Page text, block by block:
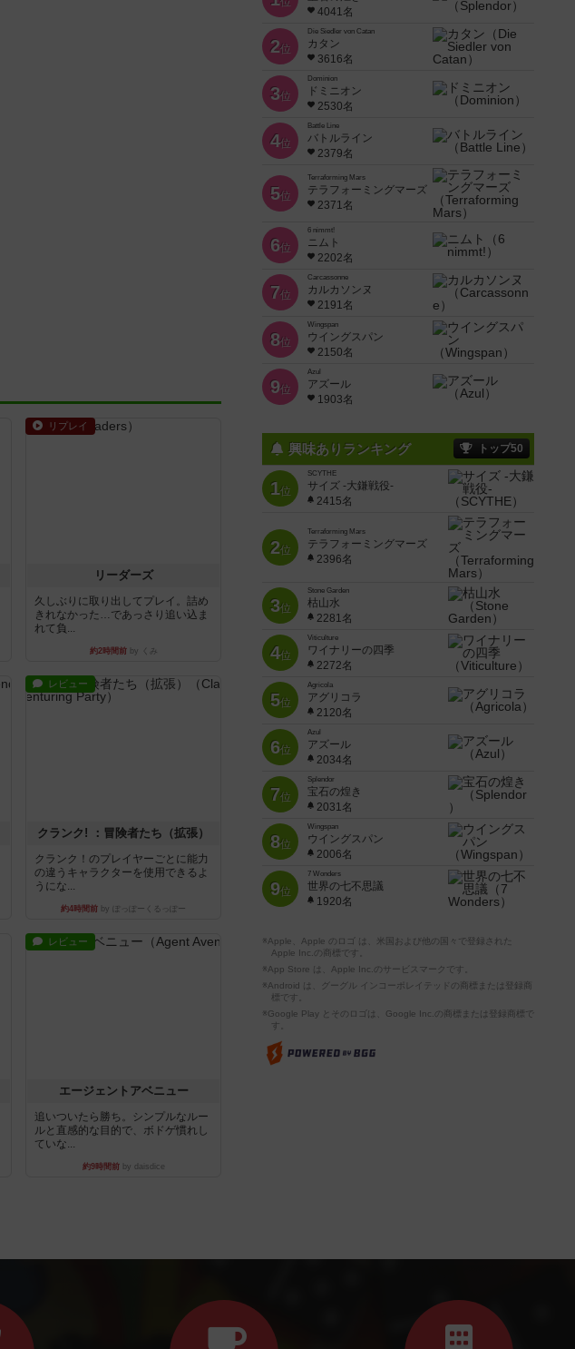
リプレイ
リーダーズ
久しぶりに取り出してプレイ。詰め
きれなかった…であっさり追い込ま
れて負...
約2時間前by くみ
レビュー
クランク! ：冒険者たち（拡張）
クランク！のプレイヤーごとに能力
の違うキャラクターを使用できるよ
うにな...
約4時間前 by ぽっぽーくるっぽー
レビュー
エージェントアベニュー
追いついたら勝ち。シンプルなルー
ルと直感的な目的で、ボドゲ慣れし
ていな...
約9時間前by daisdice
4041名
2位
Die Siedler von Catan
カタン
3616名
3位
Dominion
ドミニオン
2530名
4位
Battle Line
バトルライン
2379名
5位
Terraforming Mars
テラフォーミングマーズ
2371名
6位
6 nimmt!
ニムト
2202名
7位
Carcassonne
カルカソンヌ
2191名
8位
Wingspan
ウイングスパン
2150名
9位
Azul
アズール
1903名
興味ありランキング トップ50
1位
SCYTHE
サイズ -大鎌戦役-
2415名
2位
Terraforming Mars
テラフォーミングマーズ
2396名
3位
Stone Garden
枯山水
2281名
4位
Viticulture
ワイナリーの四季
2272名
5位
Agricola
アグリコラ
2120名
6位
Azul
アズール
2034名
7位
Splendor
宝石の煌き
2031名
8位
Wingspan
ウイングスパン
2006名
9位
7 Wonders
世界の七不思議
1920名
※Apple、Apple のロゴ は、米国および他の国々で登録された
Apple Inc.の商標です。
※App Store は、Apple Inc.のサービスマークです。
※Android は、グーグル インコーポレイテッドの商標または登録商
標です。
※Google Play とそのロゴは、Google Inc.の商標または登録商標で
す。